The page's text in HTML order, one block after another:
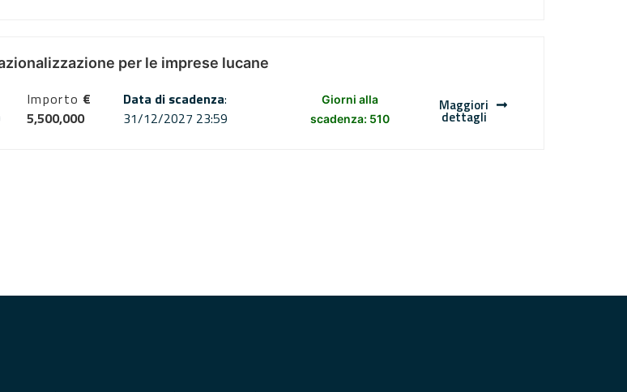
per le imprese lucane
Importo €
5,500,000
Data di scadenza:
31/12/2027 23:59
Giorni alla
scadenza: 510
Maggiori
dettagli